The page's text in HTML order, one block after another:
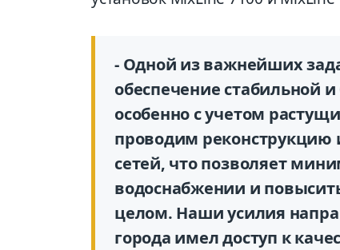
- Одной из важнейших
обеспечение стабильной
особенно с учетом
проводим
сетей, что позволяет
водоснабжении и
целом. Наши усилия
города имел доступ к